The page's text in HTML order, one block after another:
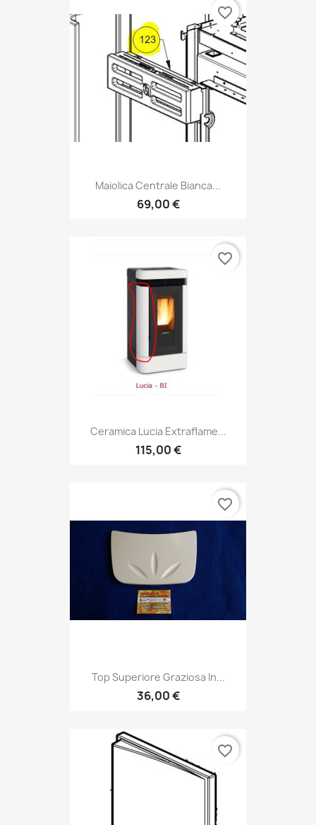
Maiolica Centrale Bianca...
69,00 €
favorite_border
Ceramica Lucia Extraflame...
115,00 €
favorite_border
Top Superiore Graziosa In...
36,00 €
favorite_border
favorite_border